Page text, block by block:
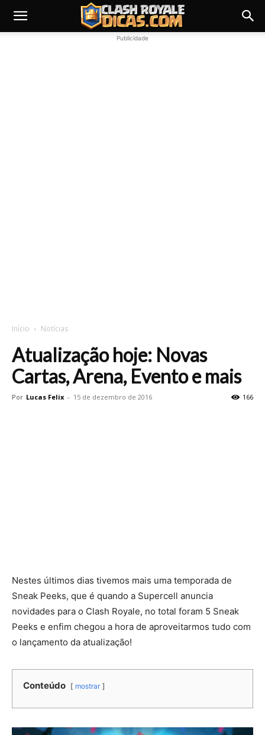
Publicidade
Início Notícias
Atualização hoje: Novas
Cartas, Arena, Evento e mais
Por Lucas Felix - 15 de dezembro de 2016 166
Nestes últimos dias tivemos mais uma temporada de
Sneak Peeks, que é quando a Supercell anuncia
novidades para o Clash Royale, no total foram 5 Sneak
Peeks e enfim chegou a hora de aproveitarmos tudo com
o lançamento da atualização!
Conteúdo mostrar